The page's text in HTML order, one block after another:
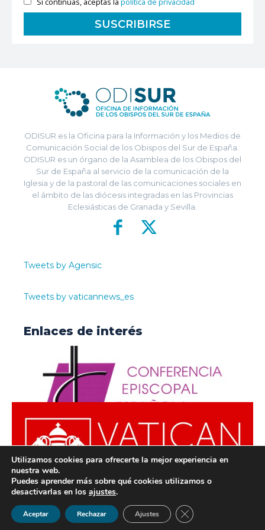
ODISUR es la Oficina para la Información y los Medios de
Comunicación Social de los Obispos del Sur de España.
ODISUR es un órgano de la Asamblea de los Obispos del
Sur de España al servicio de la comunicación de la
Iglesia y de la pastoral de las comunicaciones sociales en
el ámbito de las diócesis integradas en las Provincias
Eclesiásticas de Granada y Sevilla.
Tweets by Agensic
Tweets by vaticannews_es
Enlaces de interés
© ODISUR | Todos los derechos reservados |Política de
Privacidad
Aviso Legal
Utilizamos cookies para ofrecerte la mejor experiencia en
nuestra web.
Puedes aprender más sobre qué cookies utilizamos o
desactivarlas en los ajustes.
Aceptar Rechazar Ajustes Cerrar el banner de